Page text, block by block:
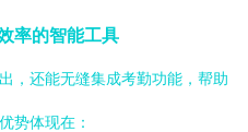
率的智能工具
，还能无缝集成考勤功能，帮助
势体现在：